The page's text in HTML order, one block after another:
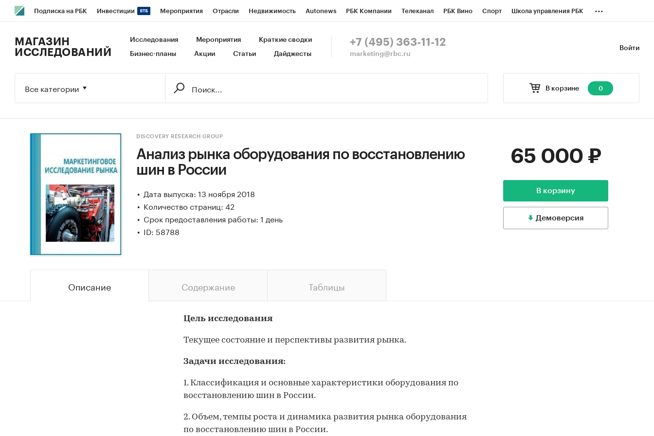
Подписка на РБК Инвестиции Мероприятия Отрасли Недвижимость Autonews РБК Компании Телеканал РБК Вино Спорт Школа управления РБК
Исследования Кредитные рейтинги Франшизы Газета Спецпроекты СПб Конференции СПб Спецпроекты
...
Войти
МАГАЗИН
ИССЛЕДОВАНИЙ
Исследования Мероприятия Краткие сводки
Бизнес-планы Акции Статьи Дайджесты
+7 (495) 363-11-12
marketing@rbc.ru
В корзине 0
Все категории
DISCOVERY RESEARCH GROUP
Анализ рынка оборудования по восстановлению
шин в России
Дата выпуска: 13 ноября 2018
Количество страниц: 42
Срок предоставления работы: 1 день
ID: 58788
65 000 ₽
В корзину
Демоверсия
Описание Содержание Таблицы
Цель исследования
Текущее состояние и перспективы развития рынка.
Задачи исследования:
1. Классификация и основные характеристики оборудования по
восстановлению шин в России.
2. Объем, темпы роста и динамика развития рынка оборудования
по восстановлению шин в России.